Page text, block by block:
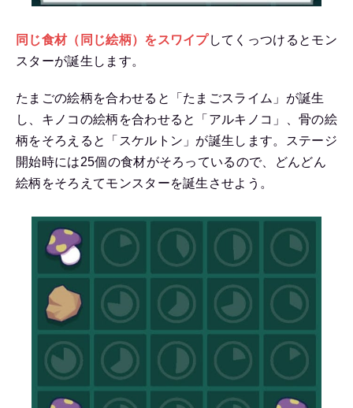
同じ食材（同じ絵柄）をスワイプしてくっつけるとモン
スターが誕生します。
たまごの絵柄を合わせると「たまごスライム」が誕生
し、キノコの絵柄を合わせると「アルキノコ」、骨の絵
柄をそろえると「スケルトン」が誕生します。ステージ
開始時には25個の食材がそろっているので、どんどん
絵柄をそろえてモンスターを誕生させよう。